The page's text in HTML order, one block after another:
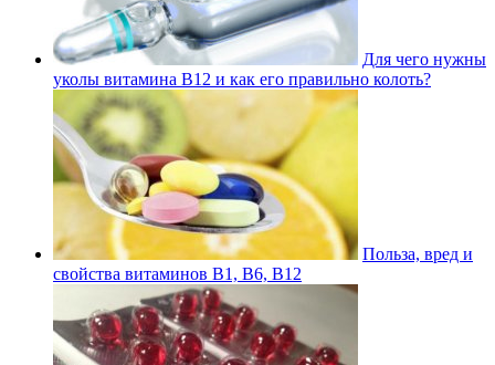
Для чего нужны
уколы витамина В12 и как его правильно колоть?
Польза, вред и
свойства витаминов В1, В6, В12